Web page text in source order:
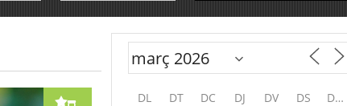
DL DT DC DJ DV DS DG